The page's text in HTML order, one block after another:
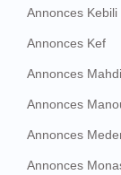
Annonces Kebili
Annonces Kef
Annonces
Annonces
Annonces
Annonces